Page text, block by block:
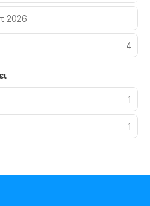
2026
4
1
1